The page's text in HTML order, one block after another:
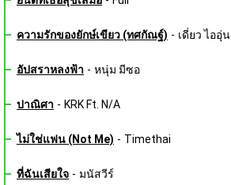
ความรักของยักษ์เขียว (ทศกัณฐ์) - เดี่ยว ไออุ่น
อัปสราหลงฟ้า - หนุ่ม มีซอ
ปาณิศา - KRK Ft. N/A
ไม่ใช่แฟน (Not Me) - Timethai
ที่ฉันเสียใจ - มนัสวีร์